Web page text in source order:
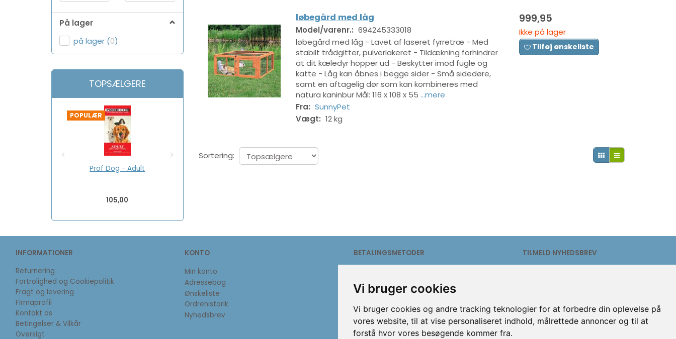
Vi bruger cookies
Vi bruger cookies og andre tracking teknologier for at forbedre din oplevelse på
vores website, til at vise personaliseret indhold, målrettede annoncer og til at
forstå hvor vores besøgende kommer fra.
På lager
på lager (0)
TOPSÆLGERE
POPULÆR
Prof Dog - Adult
105,00
løbegård med låg
Model/varenr.: 694245333018
løbegård med låg - Lavet af laseret fyrretræ - Med
stabilt trådgitter, pulverlakeret - Tildækning forhindrer
at dit kæledyr hopper ud - Beskytter imod fugle og
katte - Låg kan åbnes i begge sider - Små sidedøre,
samt en aftagelig dør som kan kombineres med
natura kaninbur Mål: 116 x 108 x 55 ...mere
Fra: SunnyPet
Vægt: 12 kg
999,95
Ikke på lager
Tilføj ønskeliste
Sortering:
INFORMATIONER
Returnering
Fortrolighed og Cookiepolitik
Fragt og levering
Firmaprofil
Kontakt os
Betingelser & Vilkår
Oversigt
KONTO
Min konto
Adressebog
Ønskeliste
Ordrehistorik
Nyhedsbrev
BETALINGSMETODER
TILMELD NYHEDSBREV